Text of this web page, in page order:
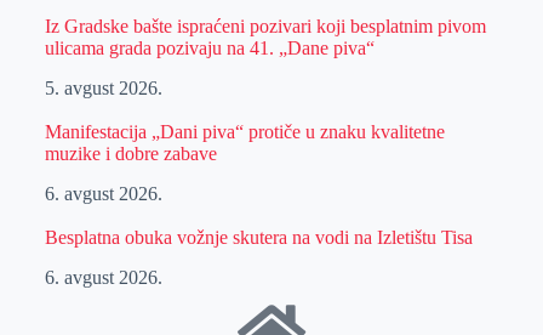
Iz Gradske bašte ispraćeni pozivari koji besplatnim pivom
ulicama grada pozivaju na 41. „Dane piva“
5. avgust 2026.
Manifestacija „Dani piva“ protiče u znaku kvalitetne
muzike i dobre zabave
6. avgust 2026.
Besplatna obuka vožnje skutera na vodi na Izletištu Tisa
6. avgust 2026.